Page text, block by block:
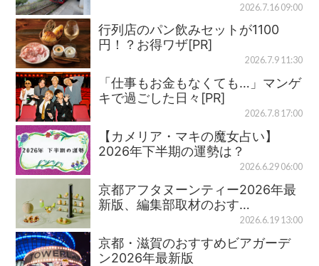
2026.7.16 09:00
行列店のパン飲みセットが1100
円！？お得ワザ[PR]
2026.7.9 11:30
「仕事もお金もなくても…」マンゲ
キで過ごした日々[PR]
2026.7.8 17:00
【カメリア・マキの魔女占い】
2026年下半期の運勢は？
2026.6.29 06:00
京都アフタヌーンティー2026年最
新版、編集部取材のおす…
2026.6.19 13:00
京都・滋賀のおすすめビアガーデ
ン2026年最新版